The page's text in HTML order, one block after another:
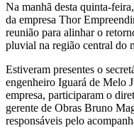
Na manhã desta quinta-
da empresa Thor
reunião para alinhar o
pluvial na região central do
Estiveram presentes o
engenheiro Iguará de Melo
empresa, participaram o
gerente de Obras Bruno
responsáveis pelo